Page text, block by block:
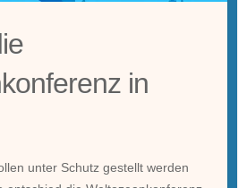
in
unter Schutz gestellt werden